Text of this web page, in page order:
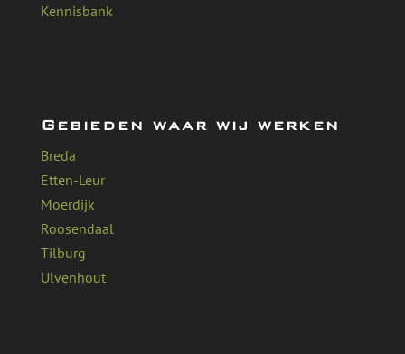
Kennisbank
Gebieden waar wij werken
Breda
Etten-Leur
Moerdijk
Roosendaal
Tilburg
Ulvenhout